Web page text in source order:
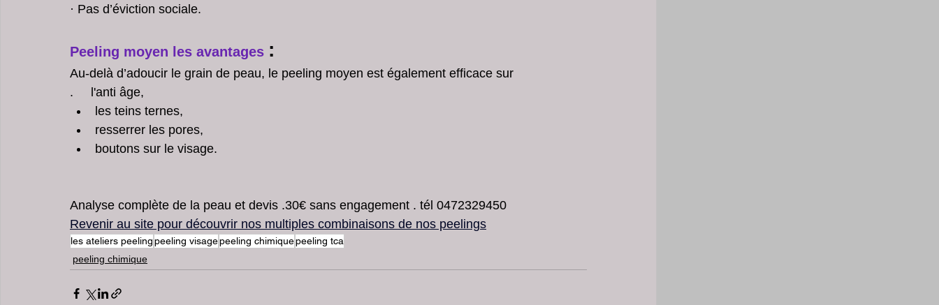
· Pas d’éviction sociale.
Peeling moyen les avantages :
Au-delà d’adoucir le grain de peau, le peeling moyen est également efficace sur
.     l'anti âge,
les teins ternes,
resserrer les pores,
boutons sur le visage.
Analyse complète de la peau et devis .30€ sans engagement . tél 0472329450
Revenir au site pour découvrir nos multiples combinaisons de nos peelings
les ateliers peelingpeeling visagepeeling chimiquepeeling tca
peeling chimique